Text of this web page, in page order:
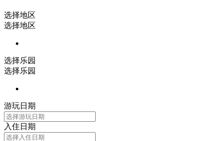
选择地区
选择地区
选择乐园
选择乐园
游玩日期
入住日期